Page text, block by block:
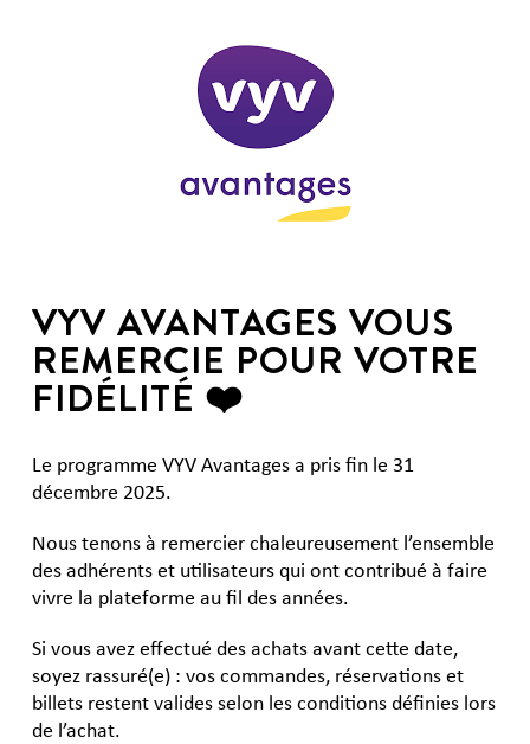
VYV AVANTAGES VOUS
REMERCIE POUR VOTRE
FIDÉLITÉ ❤️
Le programme VYV Avantages a pris fin le 31
décembre 2025.
Nous tenons à remercier chaleureusement l’ensemble
des adhérents et utilisateurs qui ont contribué à faire
vivre la plateforme au fil des années.
Si vous avez effectué des achats avant cette date,
soyez rassuré(e) : vos commandes, réservations et
billets restent valides selon les conditions définies lors
de l’achat.